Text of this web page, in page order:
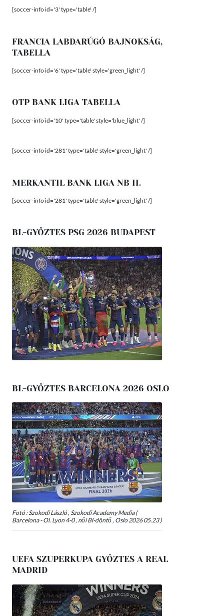
[soccer-info id='3' type='table' /]
FRANCIA LABDARÚGÓ BAJNOKSÁG,
TABELLA
[soccer-info id='6' type='table' style='green_light' /]
OTP BANK LIGA TABELLA
[soccer-info id='10' type='table' style='blue_light' /]
[soccer-info id='281' type='table' style='green_light' /]
MERKANTIL BANK LIGA NB II.
[soccer-info id='281' type='table' style='green_light' /]
BL-GYŐZTES PSG 2026 BUDAPEST
BL-GYŐZTES BARCELONA 2026 OSLO
Fotó : Szokodi László , Szokodi Academy Media (
Barcelona - Ol. Lyon 4-0 , női Bl-döntő , Oslo 2026 05.23 )
UEFA SZUPERKUPA GYŐZTES A REAL
MADRID